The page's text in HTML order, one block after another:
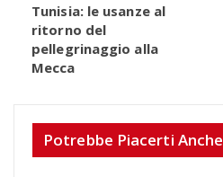
Tunisia: le usanze al
ritorno del
pellegrinaggio alla
Mecca
Potrebbe Piacerti Anche